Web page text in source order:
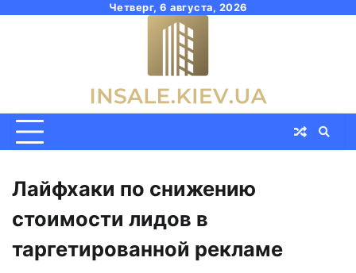
Четверг, 6 августа, 2026
Лайфхаки по снижению
стоимости лидов в
таргетированной рекламе